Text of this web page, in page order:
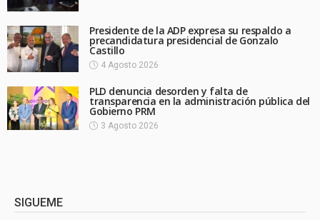
Presidente de la ADP expresa su respaldo a
precandidatura presidencial de Gonzalo
Castillo
4 Agosto 2026
PLD denuncia desorden y falta de
transparencia en la administración pública del
Gobierno PRM
3 Agosto 2026
SIGUEME